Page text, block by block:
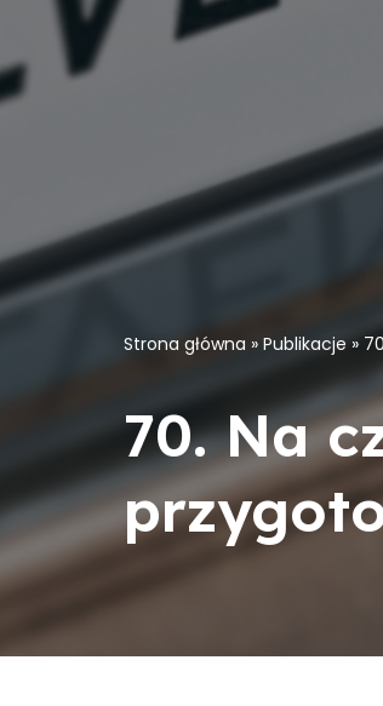
Strona główna » Publikacje »
70. Na